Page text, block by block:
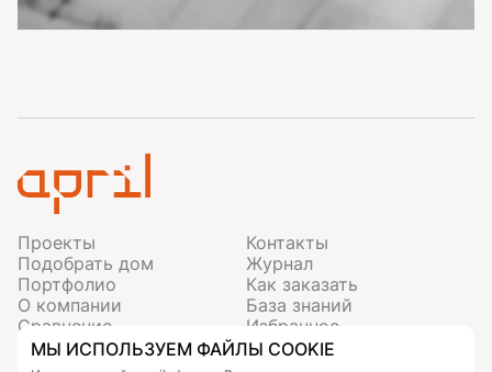
Проекты
Подобрать дом
Портфолио
О компании
Сравнение
Контакты
Журнал
Как заказать
База знаний
Избранное
Тюменская область, с. Перевалово, ул.
МЫ ИСПОЛЬЗУЕМ ФАЙЛЫ COOKIE